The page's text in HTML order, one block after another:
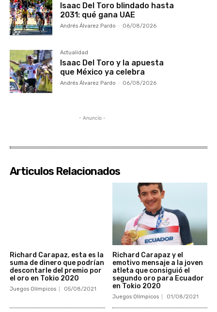
Isaac Del Toro blindado hasta
2031: qué gana UAE
Andrés Álvarez Pardo - 06/08/2026
Actualidad
Isaac Del Toro y la apuesta
que México ya celebra
Andrés Álvarez Pardo - 06/08/2026
- Anuncio -
Articulos Relacionados
Richard Carapaz, esta es la
suma de dinero que podrían
descontarle del premio por
el oro en Tokio 2020
Juegos Olímpicos 05/08/2021
Richard Carapaz y el
emotivo mensaje a la joven
atleta que consiguió el
segundo oro para Ecuador
en Tokio 2020
Juegos Olímpicos 01/08/2021